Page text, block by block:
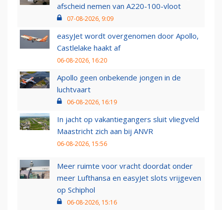
afscheid nemen van A220-100-vloot
07-08-2026, 9:09
easyJet wordt overgenomen door Apollo,
Castlelake haakt af
06-08-2026, 16:20
Apollo geen onbekende jongen in de
luchtvaart
06-08-2026, 16:19
In jacht op vakantiegangers sluit vliegveld
Maastricht zich aan bij ANVR
06-08-2026, 15:56
Meer ruimte voor vracht doordat onder
meer Lufthansa en easyJet slots vrijgeven
op Schiphol
06-08-2026, 15:16